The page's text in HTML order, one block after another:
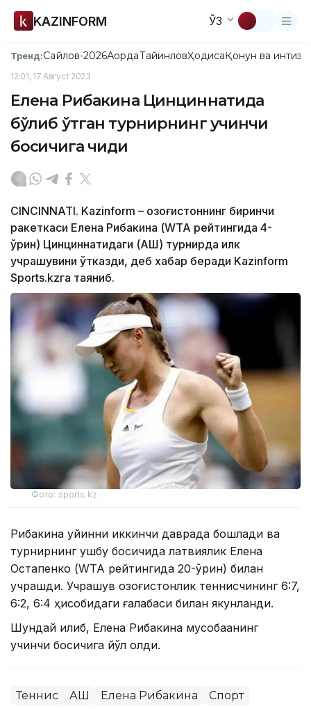
KAZINFORM ЎЗ
Тренд:Сайлов-2026АқордаТайинловҲодисаҚонун ва
12:01, 17 Август 2023
Елена Рибакина Цинциннатида
бўлиб ўтган турнирнинг учинчи
босқичига чиқди
CINCINNATI. Kazinform – Қозоғистоннинг биринчи
ракеткаси Елена Рибакина (WТА рейтингида 4-
ўрин) Цинциннатидаги (АҚШ) турнирда илк
учрашувини ўтказди, деб хабар беради Kazinform
Sports.kzга таяниб.
Фото: sports.kz
Рибакина уйинни иккинчи даврада бошлади ва
турнирнинг ушбу босқичида латвиялик Елена
Остапенко (WТА рейтингида 20-ўрин) билан
учрашди. Учрашув қозоғистонлик теннисчининг 6:7,
6:2, 6:4 ҳисобидаги ғалабаси билан якунланди.
Шундай қилиб, Елена Рибакина мусобақанинг
учинчи босқичига йўл олди.
Теннис АҚШ Елена Рибакина Спорт